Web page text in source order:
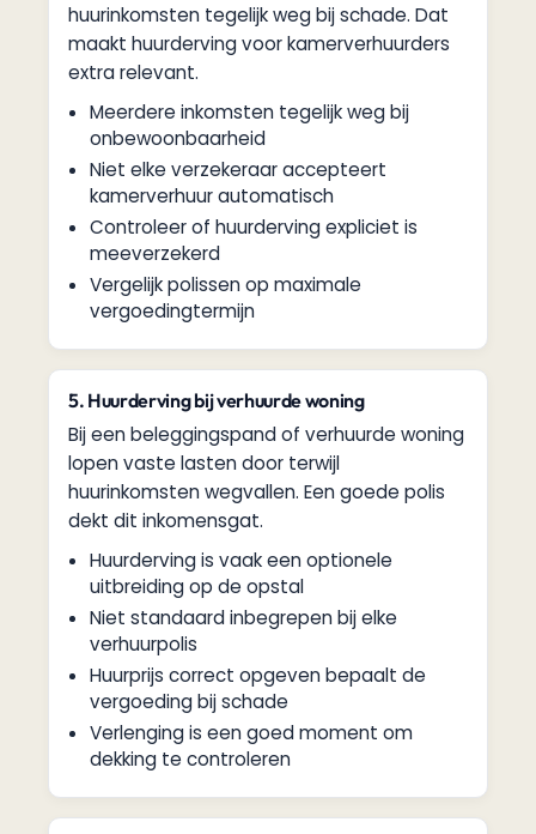
huurinkomsten tegelijk weg bij schade. Dat
maakt huurderving voor kamerverhuurders
extra relevant.
Meerdere inkomsten tegelijk weg bij
onbewoonbaarheid
Niet elke verzekeraar accepteert
kamerverhuur automatisch
Controleer of huurderving expliciet is
meeverzekerd
Vergelijk polissen op maximale
vergoedingtermijn
5. Huurderving bij verhuurde woning
Bij een beleggingspand of verhuurde woning
lopen vaste lasten door terwijl
huurinkomsten wegvallen. Een goede polis
dekt dit inkomensgat.
Huurderving is vaak een optionele
uitbreiding op de opstal
Niet standaard inbegrepen bij elke
verhuurpolis
Huurprijs correct opgeven bepaalt de
vergoeding bij schade
Verlenging is een goed moment om
dekking te controleren